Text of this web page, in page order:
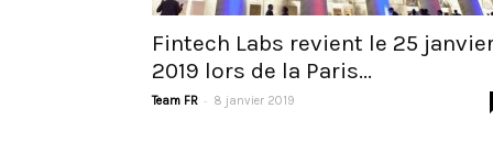
Fintech Labs revient le 25
2019 lors de la Paris...
Team FR - 8 janvier 2019